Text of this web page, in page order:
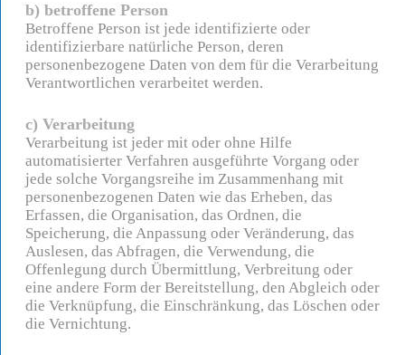
b) betroffene Person
Betroffene Person ist jede identifizierte oder
identifizierbare natürliche Person, deren
personenbezogene Daten von dem für die Verarbeitung
Verantwortlichen verarbeitet werden.
c) Verarbeitung
Verarbeitung ist jeder mit oder ohne Hilfe
automatisierter Verfahren ausgeführte Vorgang oder
jede solche Vorgangsreihe im Zusammenhang mit
personenbezogenen Daten wie das Erheben, das
Erfassen, die Organisation, das Ordnen, die
Speicherung, die Anpassung oder Veränderung, das
Auslesen, das Abfragen, die Verwendung, die
Offenlegung durch Übermittlung, Verbreitung oder
eine andere Form der Bereitstellung, den Abgleich oder
die Verknüpfung, die Einschränkung, das Löschen oder
die Vernichtung.